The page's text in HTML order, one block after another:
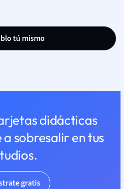
tú mismo
didácticas
sobresalir en tus
gratis